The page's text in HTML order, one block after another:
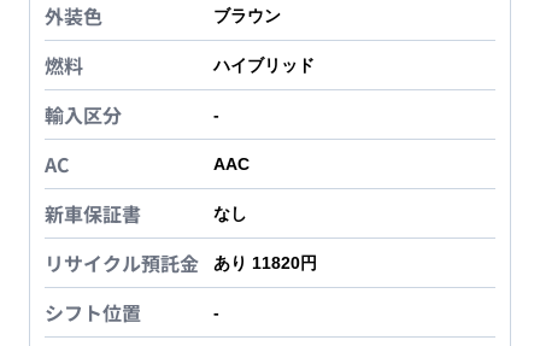
外装色 ブラウン
燃料 ハイブリッド
輸入区分 -
AC AAC
新車保証書 なし
リサイクル預託金 あり 11820円
シフト位置 -